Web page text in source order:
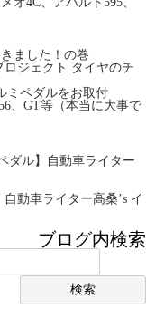
ました！の巻
ジェクト タイヤのチ
ミペダルをお取付
、GT等（本当に大事で
ダル】自動車ライター
動車ライター高桑’s イ
ブログ内検索